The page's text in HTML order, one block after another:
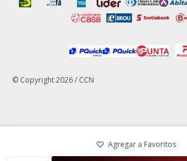
© Copyright 2026 / CCN